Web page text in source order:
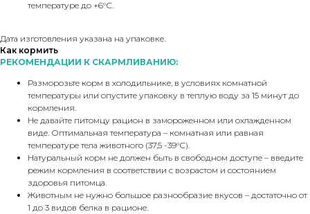
температуре до +6°С.
Дата изготовления указана на упаковке.
Как кормить
РЕКОМЕНДАЦИИ К СКАРМЛИВАНИЮ:
Разморозьте корм в холодильнике, в условиях комнатной
температуры или опустите упаковку в теплую воду за 15 минут до
кормления.
Не давайте питомцу рацион в замороженном или охлажденном
виде. Оптимальная температура – комнатная или равная
температуре тела животного (37,5 -39°С).
Натуральный корм не должен быть в свободном доступе – введите
режим кормления в соответствии с возрастом и состоянием
здоровья питомца.
Животным не нужно большое разнообразие вкусов – достаточно от
1 до 3 видов белка в рационе.